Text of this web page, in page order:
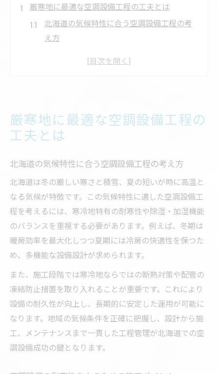
厳寒地に最適な空調設備工程の工夫とは
北海道の気候特性に合う空調設備工程の考
え方
快適性を高める空調設備の工程管理方法
空調設備の工程を北海道仕様で考える理由
係
積雪対策が求められる空調設備工程の重要
性
空調設備選びで重視すべき北海道仕様の条
件
空調設備工程における省エネ意識の高まり
快適な空間実現に不可欠な北海道仕様の工
程
省エネ重視派が選ぶ空調設備の導入手順
省エネ型空調設備導入の基本工程を解説
北海道の省エネ需要と空調設備選定のコツ
空調設備工程で押さえるべき省エネポイン
厳寒地に最適な空調設備工程の
工夫とは
北海道の気候特性に合う空調設備工程の考え方
北海道は冬の厳しい寒さと積雪、夏の短いが時に高温と
なる気候が特徴です。この気候特性に適した空調設備工
程を考えるには、寒冷地特有の耐寒性や除湿・加湿機能
のバランスを重視する必要があります。例えば、冬期は
暖房効率を最大化しつつ夏期には冷房の快適性を保つた
め、多機能な設備設計が求められます。
また、施工段階では寒冷地ならではの断熱対策や配管の
凍結防止措置を取り入れることが重要です。これにより
設備の耐久性が向上し、長期的に安定した運用が可能に
なります。地域の気候条件を正確に把握し、設計から施
工、メンテナンスまで一貫した工程管理が北海道での空
調設備成功の鍵となります。